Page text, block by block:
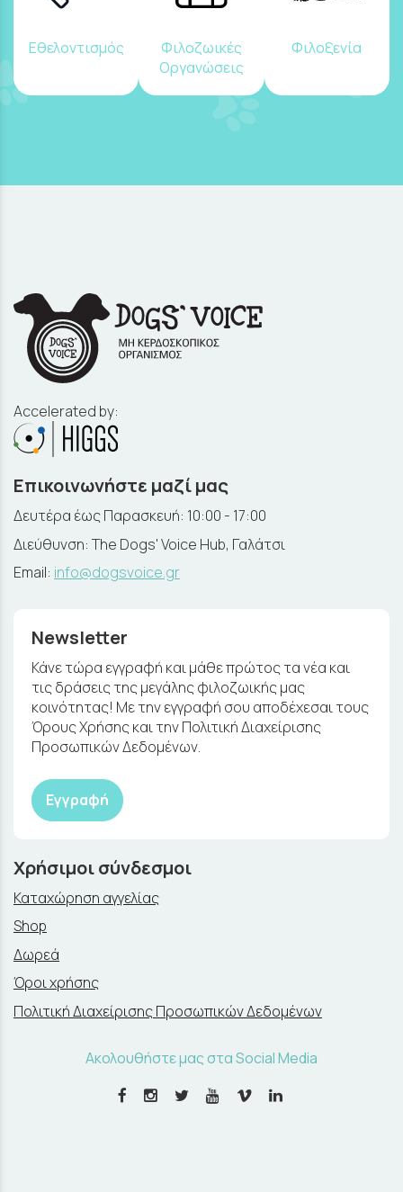
Εθελοντισμός
Φιλοζωικές
Οργανώσεις
Φιλοξενία
Accelerated by:
Επικοινωνήστε μαζί μας
Δευτέρα έως Παρασκευή: 10:00 - 17:00
Διεύθυνση: The Dogs' Voice Hub, Γαλάτσι
Email: info@dogsvoice.gr
Newsletter
Κάνε τώρα εγγραφή και μάθε πρώτος τα νέα και
τις δράσεις της μεγάλης φιλοζωικής μας
κοινότητας! Με την εγγραφή σου αποδέχεσαι τους
Όρους Χρήσης και την Πολιτική Διαχείρισης
Προσωπικών Δεδομένων.
Εγγραφή
Χρήσιμοι σύνδεσμοι
Καταχώρηση αγγελίας
Shop
Δωρεά
Όροι χρήσης
Πολιτική Διαχείρισης Προσωπικών Δεδομένων
Ακολουθήστε μας στα Social Media